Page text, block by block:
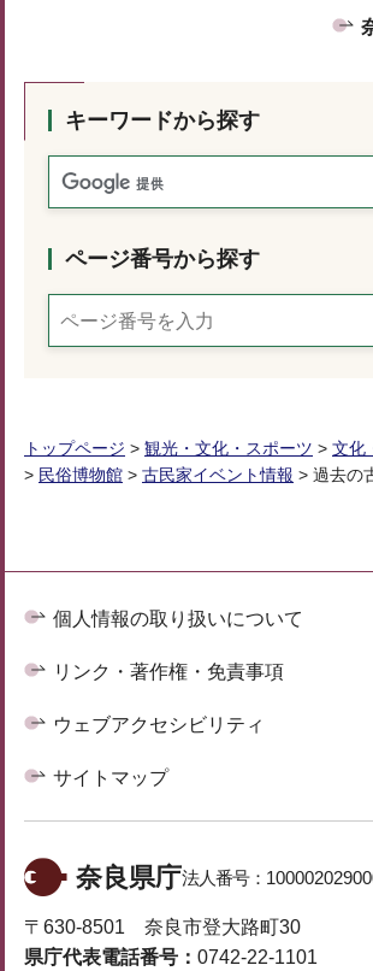
キーワードから探す
ページ番号から探す
トップページ > 観光・文化・スポーツ > 文化
> 民俗博物館 > 古民家イベント情報 > 過去の
個人情報の取り扱いについて
リンク・著作権・免責事項
ウェブアクセシビリティ
サイトマップ
奈良県庁法人番号：
〒630-8501 奈良市登大路町30
県庁代表電話番号： 0742-22-1101